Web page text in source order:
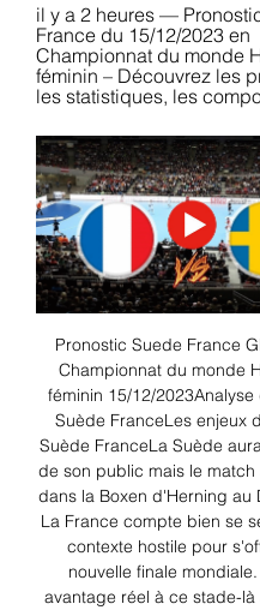
il y a 2 heures —
France du 15/12/2023 en
Championnat du monde
féminin – Découvrez les
les statistiques, les
Pronostic Suede France
Championnat du monde
féminin 15/12/
Suède FranceLes enjeux
Suède FranceLa Suède
de son public mais le match
dans la Boxen d'Herning au
La France compte bien se
contexte hostile pour
nouvelle finale
avantage réel à ce stade-là